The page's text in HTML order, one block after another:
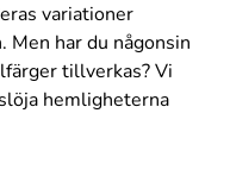
och för att
på hur färger kan
när färgrester inte
fria, hamna i
variationer
har du någonsin
tillverkas? Vi
hemligheterna